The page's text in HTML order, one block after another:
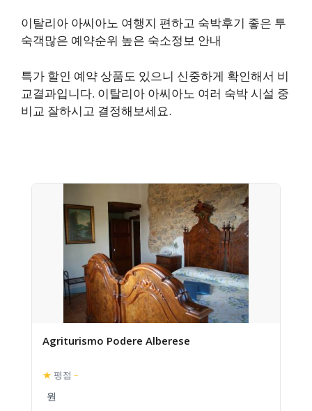
이탈리아 아씨아노 여행지 편하고 숙박후기 좋은 투
숙객많은 예약순위 높은 숙소정보 안내
특가 할인 예약 상품도 있으니 신중하게 확인해서 비
교결과입니다. 이탈리아 아씨아노 여러 숙박 시설 중
비교 잘하시고 결정해보세요.
Agriturismo Podere Alberese
★ 평점 –